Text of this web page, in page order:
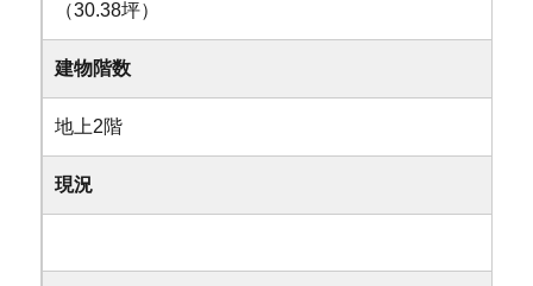
（30.38坪）
建物階数
地上2階
現況